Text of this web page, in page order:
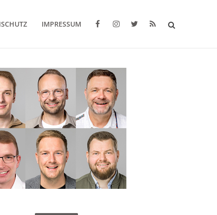
IMPRESSUM